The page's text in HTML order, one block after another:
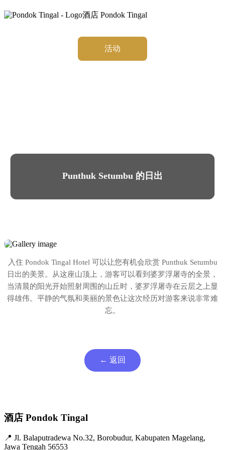
酒店 Pondok Tingal
活动
Punthuk Setumbu 的日出
入住 Pondok Tingal Hotel 可以让您有机会欣赏 Punthuk Setumbu
日出的美景。从这座山顶上，游客可以看到婆罗浮屠寺的全景，
当清晨的阳光开始照射周围的山丘时，婆罗浮屠寺在云层之上显
得雄伟。平静的气氛和美丽的景色让这次经历对游客来说非常难
忘。
← 返回
酒店 Pondok Tingal
📍 Jl. Balaputradewa No.32, Borobudur, Kabupaten Magelang,
Jawa Tengah 56553